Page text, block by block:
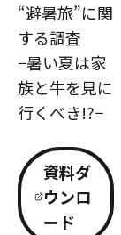
“避暑旅”に関
する調査
−暑い夏は家
族と牛を見に
行くべき!?−
資料ダ
ウンロ
ード